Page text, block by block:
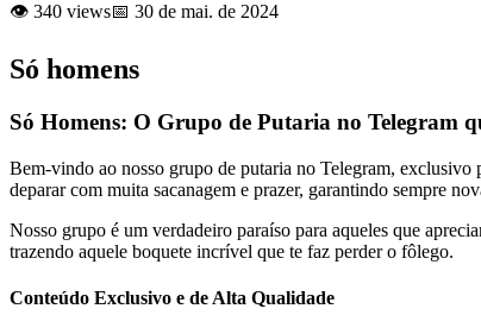
👁️ 340 views📅 30 de mai. de 2024
Só homens
Só Homens: O Grupo de Putaria no Telegram
Bem-vindo ao nosso grupo de putaria no Telegram, exclusivo
deparar com muita sacanagem e prazer, garantindo sempre
Nosso grupo é um verdadeiro paraíso para aqueles que
trazendo aquele boquete incrível que te faz perder o fôlego.
Conteúdo Exclusivo e de Alta Qualidade